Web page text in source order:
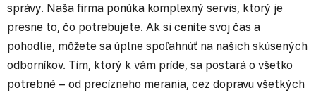
správy. Naša firma ponúka komplexný servis, ktorý je
presne to, čo potrebujete. Ak si ceníte svoj čas a
pohodlie, môžete sa úplne spoľahnúť na našich skúsených
odborníkov. Tím, ktorý k vám príde, sa postará o všetko
potrebné – od precízneho merania, cez dopravu všetkých